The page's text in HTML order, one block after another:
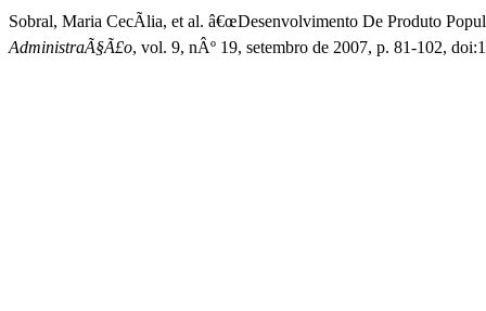
Sobral, Maria CecÃ­lia, et al. â€œDesenvolvimento De Produto
AdministraÃ§Ã£o, vol. 9, nÂº 19, setembro de 2007, p. 81-102,